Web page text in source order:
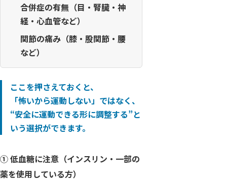
合併症の有無（目・腎臓・神
経・心血管など）
関節の痛み（膝・股関節・腰
など）
ここを押さえておくと、
「怖いから運動しない」ではなく、
“安全に運動できる形に調整する”と
いう選択ができます。
① 低血糖に注意（インスリン・一部の
薬を使用している方）